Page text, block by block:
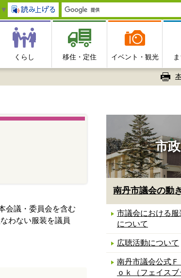
▼
くらし 移住・定住 イベント・観光
市政
南丹市議会の動き
市議会における服
について
広聴活動について
南丹市議会公式Ｆ
ｏｋ（フェイス
会議・委員会を含む
わない服装を議員